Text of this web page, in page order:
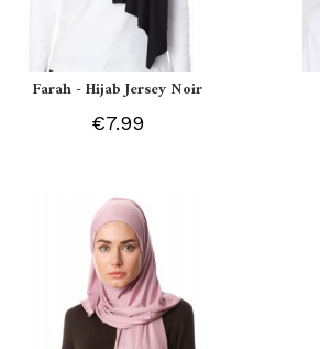
Farah - Hijab Jersey Noir
€7.99